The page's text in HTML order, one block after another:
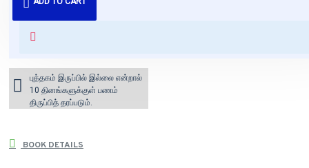
வைக்கப்படும்.
for orders above ₹1000 within
புத்தகம் இருப்பில் இல்லை என்றால்
10 தினங்களுக்குள் பணம்
திருப்பித் தரப்படும்.
BOOK DETAILS